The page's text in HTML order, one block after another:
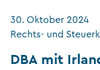
30. Oktober 2024
Rechts- und
DBA mit